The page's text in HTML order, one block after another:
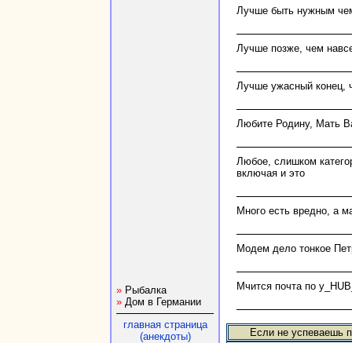
» Рыбалка
» Дом в Германии
главная страница
(анекдоты)
Лучше быть нужным
Лучше позже, чем
Лучше ужасный конец,
Любите Родину, Мать
Любое, слишком
включая и это
Много есть вредно, а
Модем дело тонкое
Мчится почта по
Если не успеваешь